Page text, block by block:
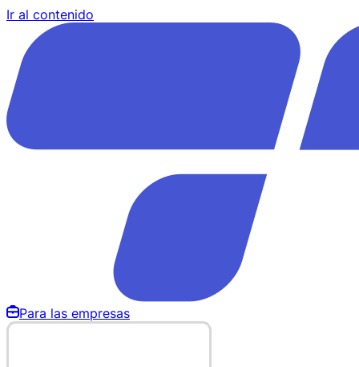
Ir al contenido
Para las empresas